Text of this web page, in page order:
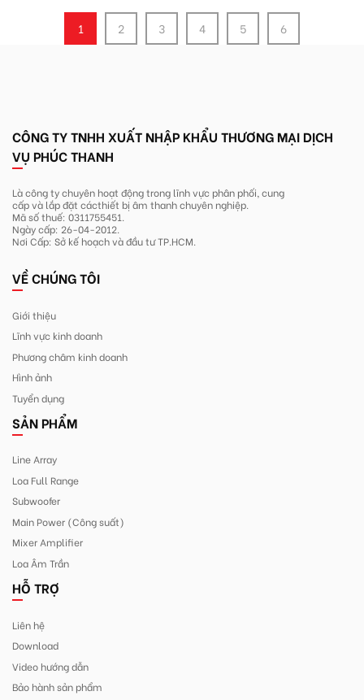
1 2 3 4 5 6
CÔNG TY TNHH XUẤT NHẬP KHẨU THƯƠNG MẠI DỊCH
VỤ PHÚC THANH
Là công ty chuyên hoạt động trong lĩnhvực phân phối, cung
cấp và lắp đặt cácthiết bị âm thanh chuyên nghiệp.
Mã số thuế: 0311755451.
Ngày cấp: 26-04-2012.
Nơi Cấp: Sở kế hoạch và đầu tư TP.HCM.
VỀ CHÚNG TÔI
Giới thiệu
Lĩnh vực kinh doanh
Phương châm kinh doanh
Hình ảnh
Tuyển dụng
SẢN PHẨM
Line Array
Loa Full Range
Subwoofer
Main Power (Công suất)
Mixer Amplifier
Loa Âm Trần
HỖ TRỢ
Liên hệ
Download
Video hướng dẫn
Bảo hành sản phẩm